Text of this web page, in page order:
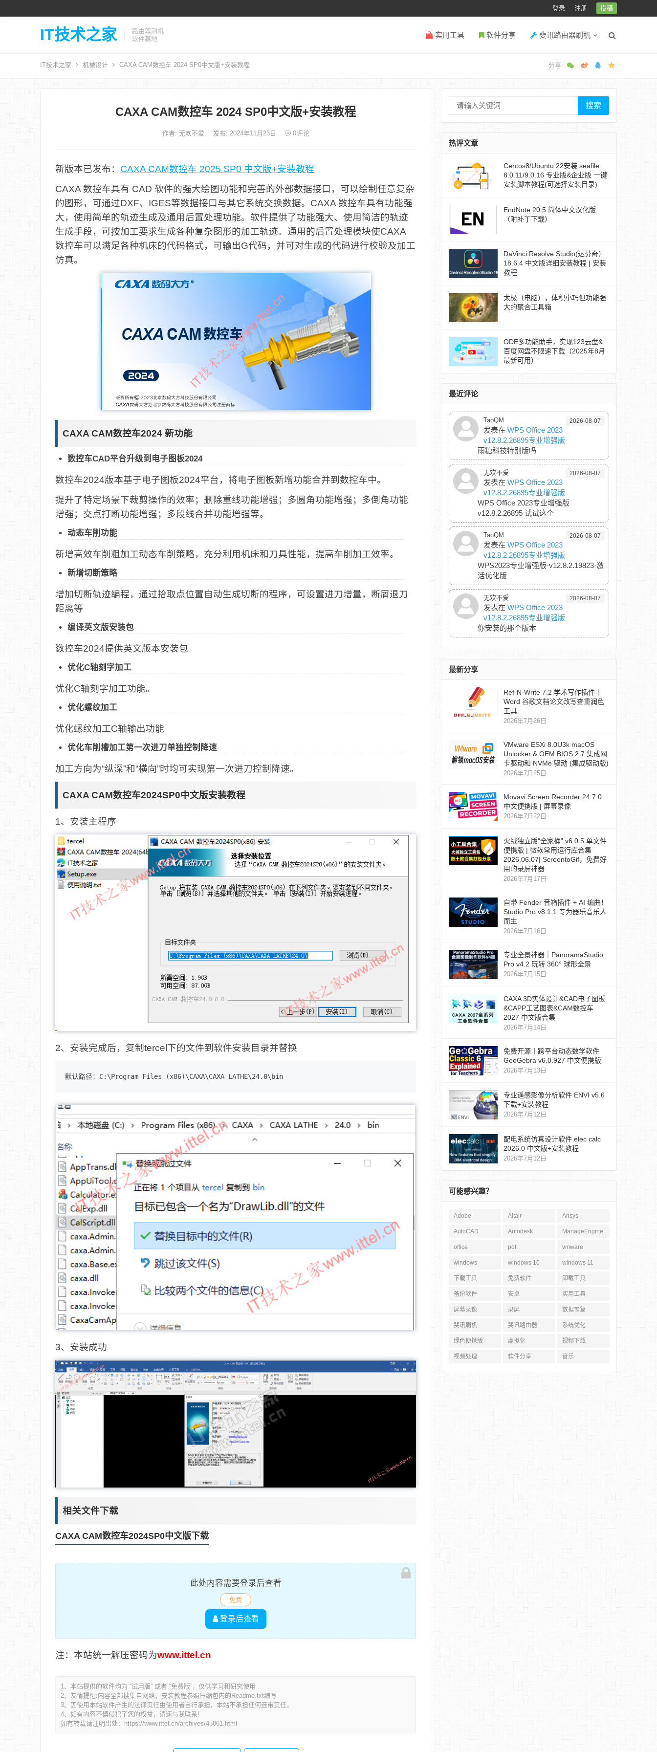
登录 注册 投稿
IT技术之家
路由器刷机
软件基地
实用工具 软件分享 斐讯路由器刷机
IT技术之家 机械设计 CAXA CAM数控车 2024 SP0中文版+安装教程
CAXA CAM数控车 2024 SP0中文版+安装教程
作者: 无欢不爱 发布: 2024年11月23日 0评论
新版本已发布： CAXA CAM数控车 2025 SP0 中文版+安装教程
CAXA 数控车具有 CAD 软件的强大绘图功能和完善的外部数据接口，可以绘制任意复杂
的图形，可通过DXF、IGES等数据接口与其它系统交换数据。CAXA 数控车具有功能强
大，使用简单的轨迹生成及通用后置处理功能。软件提供了功能强大、使用简洁的轨迹
生成手段，可按加工要求生成各种复杂图形的加工轨迹。通用的后置处理模块使CAXA
数控车可以满足各种机床的代码格式，可输出G代码，并可对生成的代码进行校验及加工
仿真。
CAXA CAM数控车2024 新功能
数控车CAD平台升级到电子图板2024
数控车2024版本基于电子图板2024平台，将电子图板新增功能合并到数控车中。
提升了特定场景下裁剪操作的效率；删除重线功能增强；多圆角功能增强；多倒角功能
增强；交点打断功能增强；多段线合并功能增强等。
动态车削功能
新增高效车削粗加工动态车削策略，充分利用机床和刀具性能，提高车削加工效率。
新增切断策略
增加切断轨迹编程，通过拾取点位置自动生成切断的程序，可设置进刀增量，断屑退刀
距离等
编译英文版安装包
数控车2024提供英文版本安装包
优化C轴刻字加工
优化C轴刻字加工功能。
优化螺纹加工
优化螺纹加工C轴输出功能
优化车削槽加工第一次进刀单独控制降速
加工方向为“纵深”和“横向”时均可实现第一次进刀控制降速。
CAXA CAM数控车2024SP0中文版安装教程
1、安装主程序
2、安装完成后，复制tercel下的文件到软件安装目录并替换
默认路径：C:\Program Files (x86)\CAXA\CAXA LATHE\24.0\bin
3、安装成功
相关文件下载
CAXA CAM数控车2024SP0中文版下载
此处内容需要登录后查看
免费
登录后查看
注：本站统一解压密码为www.ittel.cn
1、本站提供的软件均为 “试用版” 或者 “免费版”，仅供学习和研究使用
2、友情提醒:内容全部搜集自网络，安装教程参照压缩包内的Readme.txt编写
3、因使用本站软件产生的法律责任由使用者自行承担，本站不承担任何连带责任。
4、如有内容不慎侵犯了您的权益，请速与我联系!
如有转载请注明出处：
https://www.ittel.cn/archives/45061.html
搜索
热评文章
Centos8/Ubuntu 22安装 seafile
8.0.11/9.0.16 专业版&企业版 一键
安装脚本教程(可选择安装目录)
EndNote 20.5 简体中文汉化版
（附补丁下载）
DaVinci Resolve Studio(达芬奇）
18.6.4 中文版详细安装教程 | 安装
教程
太极（电脑），体积小巧但功能强
大的聚合工具箱
ODE多功能助手，实现123云盘&
百度网盘不限速下载（2025年8月
最新可用）
最近评论
TaoQM 2026-08-07
发表在 WPS Office 2023
v12.8.2.26895专业增强版
雨糖科技特别版吗
无欢不爱 2026-08-07
发表在 WPS Office 2023
v12.8.2.26895专业增强版
WPS Office 2023专业增强版
v12.8.2.26895 试试这个
TaoQM 2026-08-07
发表在 WPS Office 2023
v12.8.2.26895专业增强版
WPS2023专业增强版-v12.8.2.19823-激
活优化版
无欢不爱 2026-08-07
发表在 WPS Office 2023
v12.8.2.26895专业增强版
你安装的那个版本
最新分享
Ref‑N‑Write 7.2 学术写作插件｜
Word 谷歌文档论文改写查重润色
工具
2026年7月26日
VMware ESXi 8.0U3k macOS
Unlocker & OEM BIOS 2.7 集成网
卡驱动和 NVMe 驱动 (集成驱动版)
2026年7月25日
Movavi Screen Recorder 24.7.0
中文便携版 | 屏幕录像
2026年7月22日
火绒独立版“全家桶” v6.0.5 单文件
便携版 | 微软常用运行库合集
2026.06.07| ScreentoGif，免费好
用的录屏神器
2026年7月17日
自带 Fender 音箱插件 + AI 编曲！
Studio Pro v8.1.1 专为器乐音乐人
而生
2026年7月16日
专业全景神器｜PanoramaStudio
Pro v4.2 玩转 360° 球形全景
2026年7月15日
CAXA 3D实体设计&CAD电子图板
&CAPP工艺图表&CAM数控车
2027 中文版合集
2026年7月14日
免费开源丨跨平台动态数学软件
GeoGebra v6.0.927 中文便携版
2026年7月13日
专业遥感影像分析软件 ENVI v5.6
下载+安装教程
2026年7月12日
配电系统仿真设计软件 elec calc
2026.0 中文版+安装教程
2026年7月12日
可能感兴趣？
Adobe Altair Ansys
AutoCAD Autodesk ManageEngine
office pdf vmware
windows windows 10 windows 11
下载工具 免费软件 卸载工具
备份软件 安卓 实用工具
屏幕录像 录屏 数据恢复
斐讯刷机 斐讯路由器 系统优化
绿色便携版 虚拟化 视频下载
视频处理 软件分享 音乐